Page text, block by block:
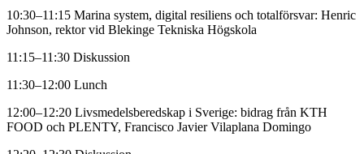
10:30–11:15 Marina system, digital resiliens och totalförsvar: Henric
Johnson, rektor vid Blekinge Tekniska Högskola
11:15–11:30 Diskussion
11:30–12:00 Lunch
12:00–12:20 Livsmedelsberedskap i Sverige: bidrag från KTH
FOOD och PLENTY, Francisco Javier Vilaplana Domingo